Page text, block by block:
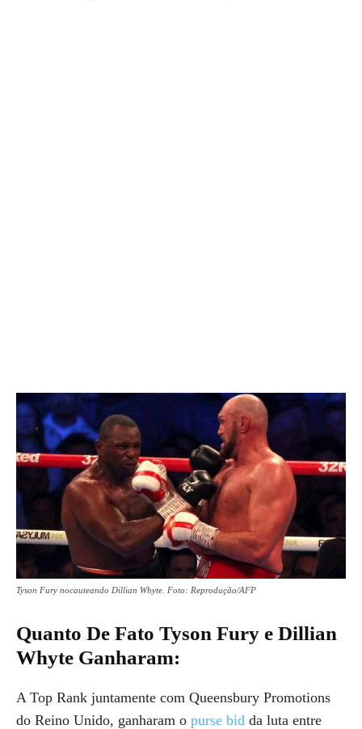
Tyson Fury nocauteando Dillian Whyte. Foto: Reprodução/AFP
Quanto De Fato Tyson Fury e Dillian
Whyte Ganharam:
A Top Rank juntamente com Queensbury Promotions
do Reino Unido, ganharam o purse bid da luta entre